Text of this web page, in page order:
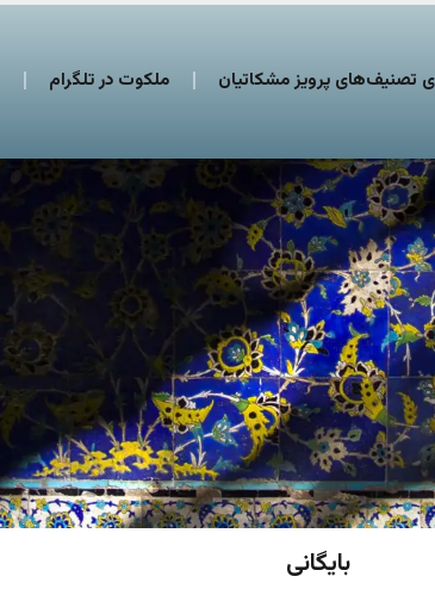
تصنیف‌های پرویز مشکاتیان ملکوت در تلگرام
بایگانی